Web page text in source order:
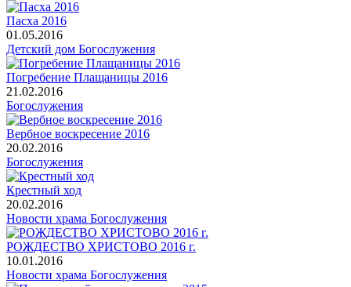
Пасха 2016
01.05.2016
Детский дом Богослужения
Погребение Плащаницы 2016
21.02.2016
Богослужения
Вербное воскресение 2016
20.02.2016
Богослужения
Крестный ход
20.02.2016
Новости храма Богослужения
РОЖДЕСТВО ХРИСТОВО 2016 г.
10.01.2016
Новости храма Богослужения